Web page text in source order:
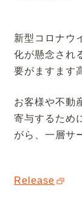
新型コロナウ
化が懸念され
要がますます
お客様や不動
寄与するため
がら、一層サ
Release